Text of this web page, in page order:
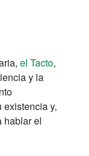
el Tacto,
y la
existencia y,
hablar el